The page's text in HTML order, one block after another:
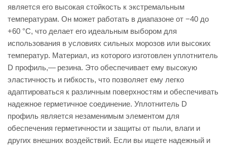
является его высокая стойкость к экстремальным
температурам. Он может работать в диапазоне от −40 до
+60 °C, что делает его идеальным выбором для
использования в условиях сильных морозов или высоких
температур. Материал, из которого изготовлен уплотнитель
D профиль,— резина. Это обеспечивает ему высокую
эластичность и гибкость, что позволяет ему легко
адаптироваться к различным поверхностям и обеспечивать
надежное герметичное соединение. Уплотнитель D
профиль является незаменимым элементом для
обеспечения герметичности и защиты от пыли, влаги и
других внешних воздействий. Если вы ищете надежный и